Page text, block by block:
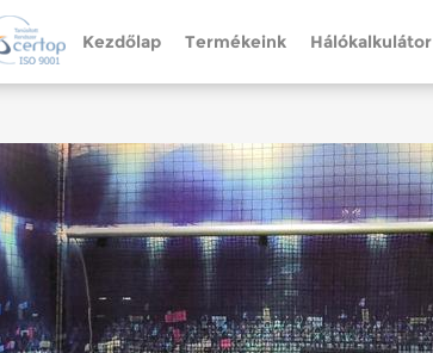
Kezdőlap Termékeink Hálókalkulátor